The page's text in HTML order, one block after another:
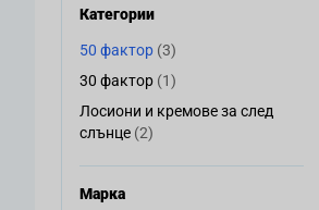
Категории
50 фактор
50 фактор (3)
30 фактор
30 фактор (1)
Лосиони и кремове за след слънце
Лосиони и кремове за след
слънце (2)
Mарка